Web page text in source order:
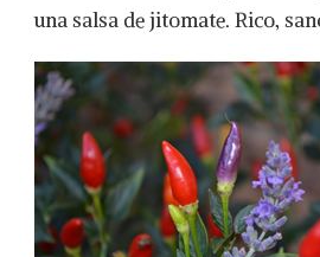
una salsa de jitomate. Rico,